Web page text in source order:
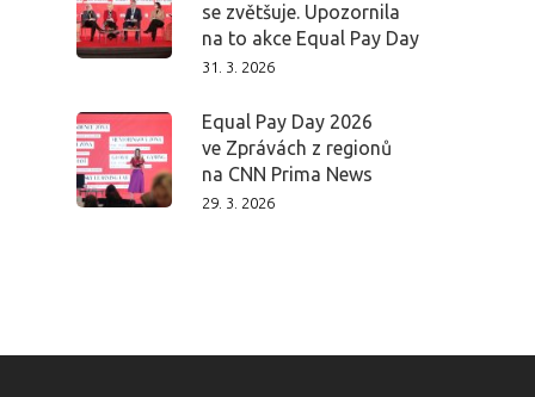
se zvětšuje. Upozornila
na to akce Equal Pay Day
31. 3. 2026
Equal Pay Day 2026
ve Zprávách z regionů
na CNN Prima News
29. 3. 2026
Program 26.3.